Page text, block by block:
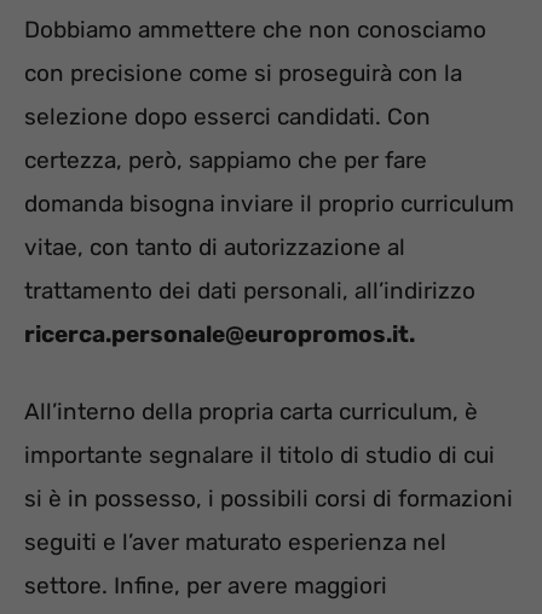
Dobbiamo ammettere che non conosciamo
con precisione come si proseguirà con la
selezione dopo esserci candidati. Con
certezza, però, sappiamo che per fare
domanda bisogna inviare il proprio curriculum
vitae, con tanto di autorizzazione al
trattamento dei dati personali, all’indirizzo
ricerca.personale@europromos.it.
All’interno della propria carta curriculum, è
importante segnalare il titolo di studio di cui
si è in possesso, i possibili corsi di formazioni
seguiti e l’aver maturato esperienza nel
settore. Infine, per avere maggiori